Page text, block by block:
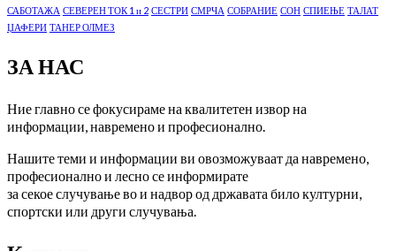
САБОТАЖА СЕВЕРЕН ТОК 1 и 2 СЕСТРИ СМРЧА СОБРАНИЕ СОН СПИЕЊЕ ТАЛАТ
ЏАФЕРИ ТАНЕР ОЛМЕЗ
ЗА НАС
Ние главно се фокусираме на квалитетен извор на
информации, навремено и професионално.
Нашите теми и информации ви овозможуваат да навремено,
професионално и лесно се информирате
за секое случување во и надвор од државата било културни,
спортски или други случувања.